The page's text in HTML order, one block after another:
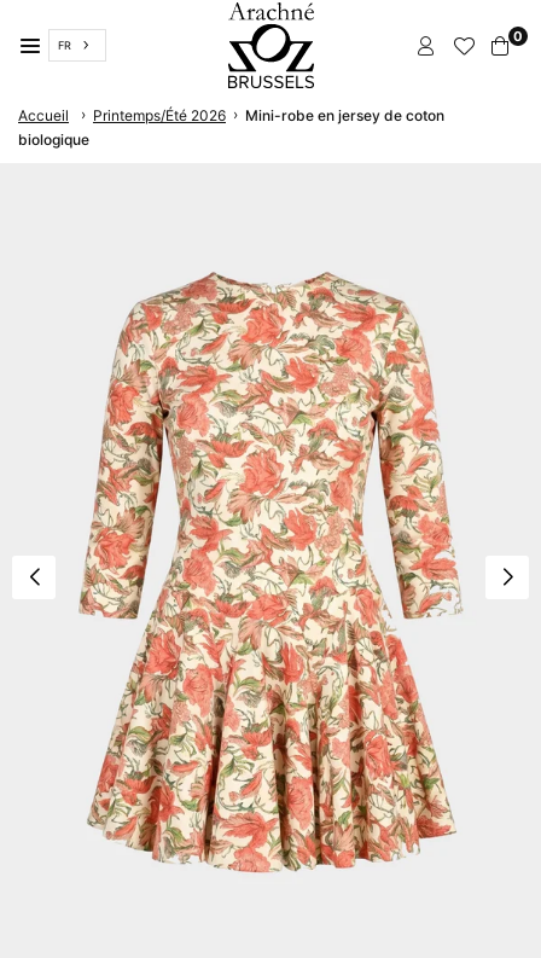
FR
ARACHNÉ
BRUXELLES
0
Accueil › Printemps/Été 2026 › Mini-robe en jersey de coton
biologique